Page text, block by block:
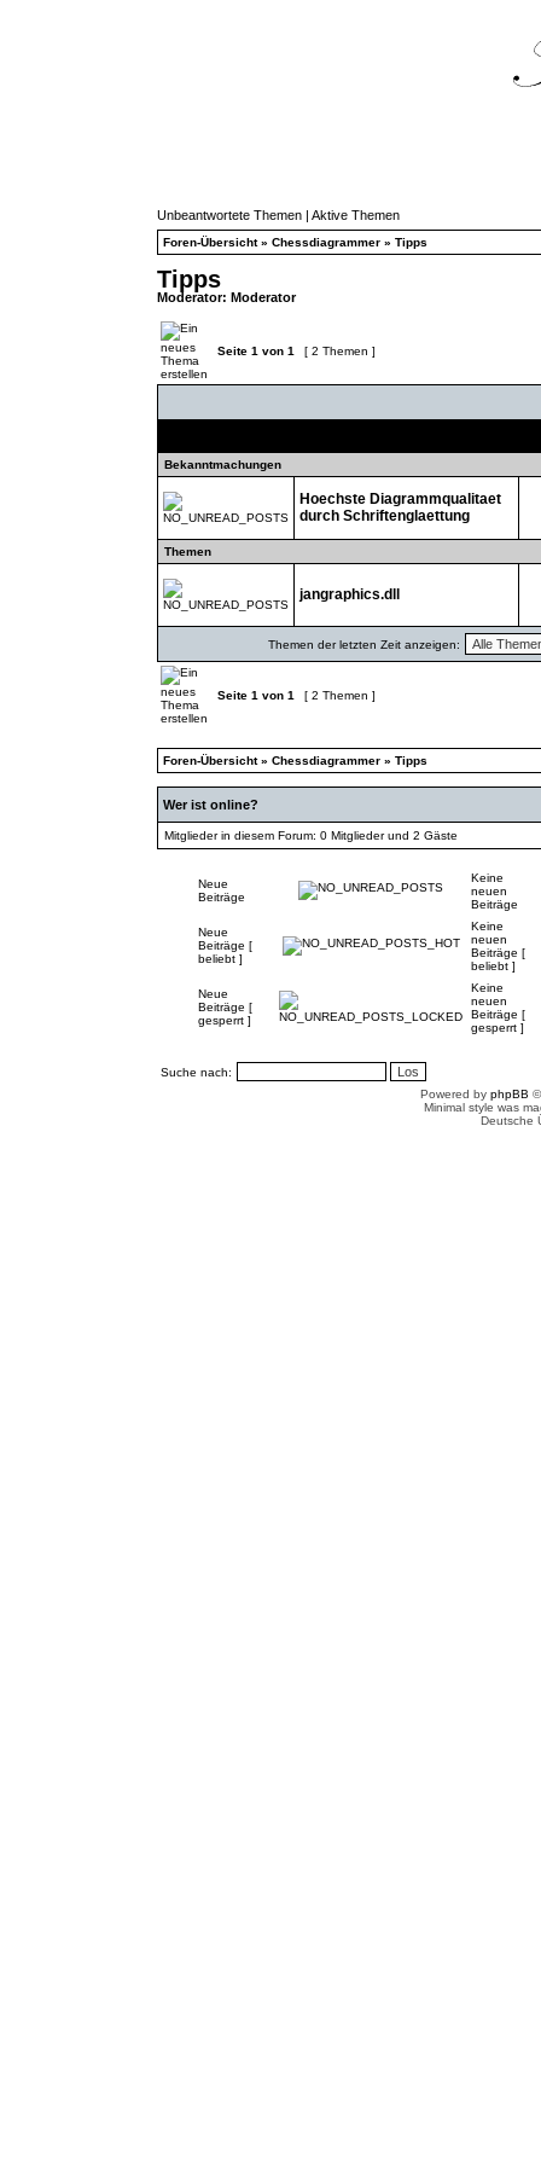
Unbeantwortete Themen | Aktive Themen
Foren-Übersicht» Chessdiagrammer » Tipps
Tipps
Moderator: Moderator
Seite 1 von 1 [ 2 Themen ]
Bekanntmachungen
Hoechste Diagrammqualitaet
durch Schriftenglaettung
Themen
jangraphics.dll
Themen der letzten Zeit anzeigen:
Seite 1 von 1 [ 2 Themen ]
Foren-Übersicht» Chessdiagrammer » Tipps
Wer ist online?
Mitglieder in diesem Forum: 0 Mitglieder und 2 Gäste
Neue
Beiträge
Keine
neuen
Beiträge
Neue
Beiträge [
beliebt ]
Keine
neuen
Beiträge [
beliebt ]
Neue
Beiträge [
gesperrt ]
Keine
neuen
Beiträge [
gesperrt ]
Suche nach:
Powered by phpBB
Minimal style was
Deutsche